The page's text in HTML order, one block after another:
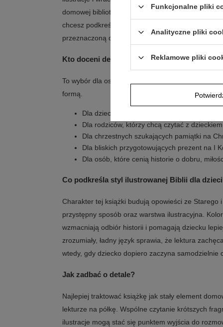
domowej biblioteczki, w której gromadzone są
chcesz podkreślić okazję, możesz dołączyć ją do
przeznaczoną do spokojnej, rodzinnej lektury.
Kto doceni detale i przekaz?
To wybór dla osób, które chcą połączyć upominek
formą.
Dla dziecka, które lubi oglądać kolorowe,
Dla rodziców, którzy chcą czytać z
Dla chrzestnych szukających pamiątki na
Dla bliskich przygotowujących prezent na I
Dla osób, które cenią historie o dobru,
Co podkreśla styl ilustrowanej Biblii dla
Charakter tej książki budują opowieści ze Starego
przystępny sposób oraz warstwa ilustracyjna.
wzmacniają odbiór historii i pomagają dziecku
zrozumiały, ładny język sprawia, że lektura
wtedy, gdy dziecko dopiero zaczyna samodzielnie
Jak zadbać o detale?
Najlepiej traktować książkę jak stały element
lekturze na półkę. Wspólne czytanie krótszych
ilustracje mogą stać się punktem wyjścia do
Funkcjonalne pliki
Analityczne pliki
Reklamowe pliki